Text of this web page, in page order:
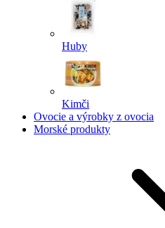
Huby
Kimči
Ovocie a výrobky z ovocia
Morské produkty